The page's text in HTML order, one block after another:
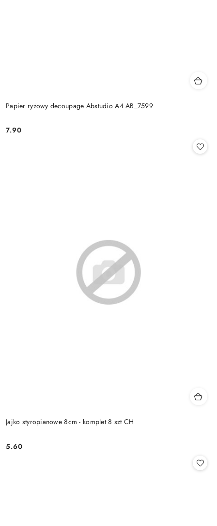
Papier ryżowy decoupage Abstudio A4 AB_7599
Cena:
7.90
Jajko styropianowe 8cm - komplet 8 szt CH
Cena:
5.60